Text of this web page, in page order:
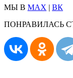
МЫ В MAX | ВК
ПОНРАВИЛАСЬ